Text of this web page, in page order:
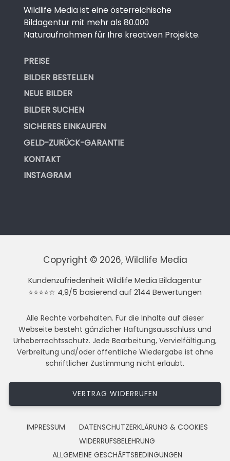
Wildlife Media ist eine österreichische
Bildagentur mit mehr als 80.000
Naturaufnahmen für Ihre kreativen Projekte.
PREISE
BILDER BESTELLEN
NEUE BILDER
BILDER SUCHEN
SICHERES EINKAUFEN
GELD-ZURÜCK-GARANTIE
KONTAKT
INSTAGRAM
Copyright © 2026, Wildlife Media
Kundenzufriedenheit Wildlife Media Bildagentur
⭐⭐⭐⭐☆ 4,9/5 basierend auf 2144 Bewertungen
Alle Rechte vorbehalten. Für die Inhalte auf dieser
Webseite besteht gänzlicher Haftungsausschluss und
Urheberrechtsschutz. Jede Bearbeitung, Vervielfältigung,
Verbreitung und/oder öffentliche Wiedergabe ist ohne
schriftlicher Zustimmung nicht erlaubt.
VERTRAG WIDERRUFEN
IMPRESSUM
DATENSCHUTZERKLÄRUNG & COOKIES
WIDERRUFSBELEHRUNG
ALLGEMEINE GESCHÄFTSBEDINGUNGEN